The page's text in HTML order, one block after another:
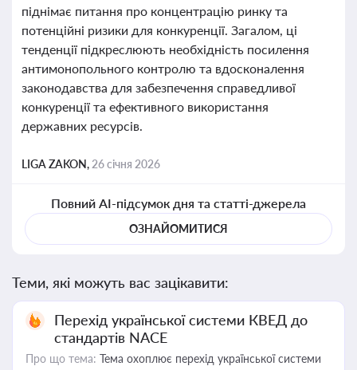
піднімає питання про концентрацію ринку та
потенційні ризики для конкуренції. Загалом, ці
тенденції підкреслюють необхідність посилення
антимонопольного контролю та вдосконалення
законодавства для забезпечення справедливої
конкуренції та ефективного використання
державних ресурсів.
LIGA ZAKON, 26 січня 2026
Повний AI-підсумок дня та статті-джерела
ОЗНАЙОМИТИСЯ
Теми, які можуть вас зацікавити:
Перехід української системи КВЕД до
стандартів NACE
Про що тема: Тема охоплює перехід української системи